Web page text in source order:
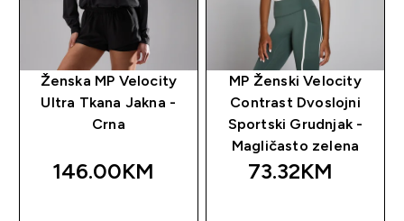
Ženska MP Velocity
Ultra Tkana Jakna -
Crna
146.00KM‎
MP Ženski Velocity
Contrast Dvoslojni
Sportski Grudnjak -
Magličasto zelena
73.32KM‎